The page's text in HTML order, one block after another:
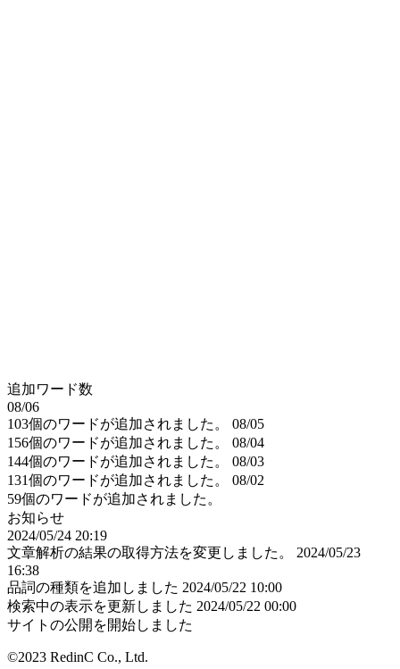
追加ワード数
08/06
103個のワードが追加されました。
08/05
156個のワードが追加されました。
08/04
144個のワードが追加されました。
08/03
131個のワードが追加されました。
08/02
59個のワードが追加されました。
お知らせ
2024/05/24 20:19
文章解析の結果の取得方法を変更しました。
2024/05/23
16:38
品詞の種類を追加しました 2024/05/22 10:00
検索中の表示を更新しました 2024/05/22 00:00
サイトの公開を開始しました
©2023 RedinC Co., Ltd.